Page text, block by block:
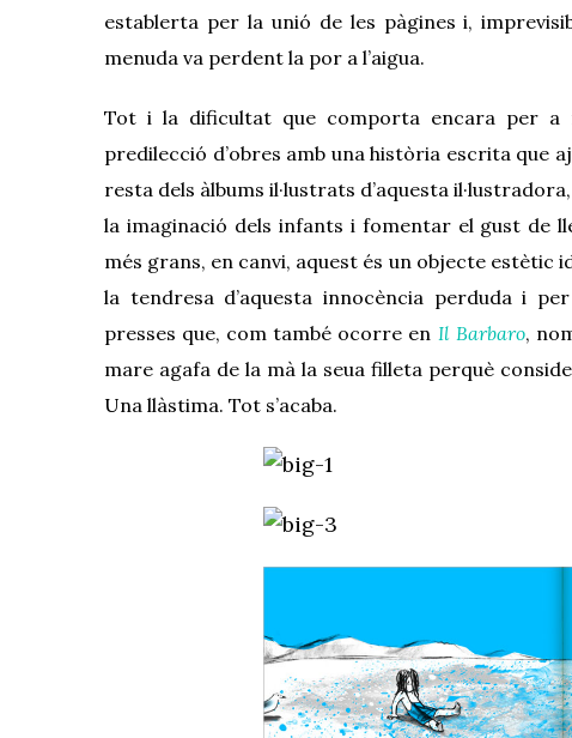
establerta per la unió de les pàgines i,
menuda va perdent la por a l’aigua.
Tot i la dificultat que comporta encara per a
predilecció d’obres amb una història escrita que
resta dels àlbums il·lustrats d’aquesta
la imaginació dels infants i fomentar el gust de
més grans, en canvi, aquest és un objecte
la tendresa d’aquesta innocència perduda i
presses que, com també ocorre en Il Barbaro,
mare agafa de la mà la seua filletaperquè
Una llàstima. Tot s’acaba.